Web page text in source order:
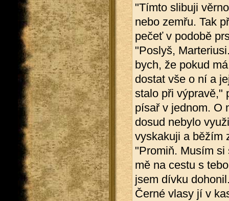
"Tímto slibuji
nebo zemřu. Tak
pečeť v podobě
"Poslyš,
bych, že pokud
dostat vše o ní a
stalo při výpravě,"
písař v jednom. O
dosud nebylo
vyskakuji a běžím
"Promiň. Musím si
mě na cestu s
jsem dívku
Černé vlasy jí v